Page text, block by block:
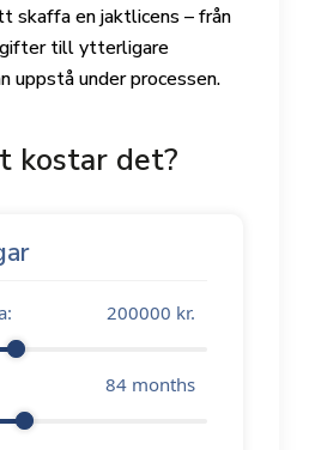
skaffa en jaktlicens – från
till ytterligare
uppstå under processen.
kostar det?
200000 kr.
84 months